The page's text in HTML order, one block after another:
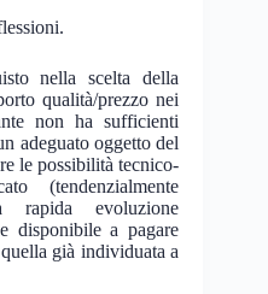
nella scelta della
qualità/prezzo nei
non ha sufficienti
adeguato oggetto del
le possibilità tecnico-
(tendenzialmente
rapida evoluzione
disponibile a pagare
già individuata a